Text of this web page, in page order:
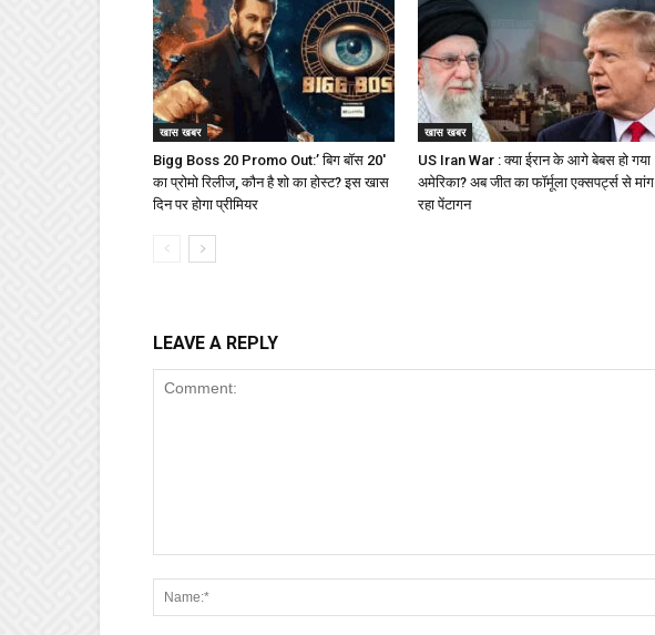
खास खबर
Bigg Boss 20 Promo Out:’ बिग बॉस 20′
का प्रोमो रिलीज, कौन है शो का होस्ट? इस खास
दिन पर होगा प्रीमियर
खास खबर
US Iran War : क्या ईरान के आगे बेबस हो गया
अमेरिका? अब जीत का फॉर्मूला एक्सपर्ट्स से मांग
रहा पेंटागन
LEAVE A REPLY